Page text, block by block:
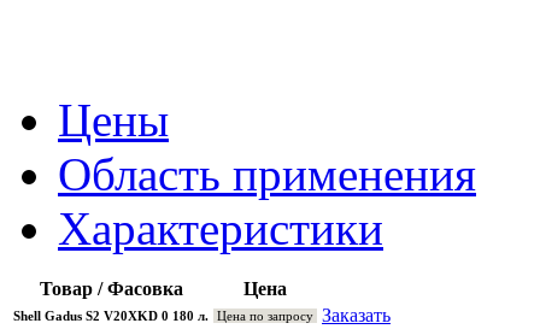
Цены
Область применения
Характеристики
Товар / Фасовка Цена
Shell Gadus S2 V20XKD 0 180 л. Цена по запросу Заказать